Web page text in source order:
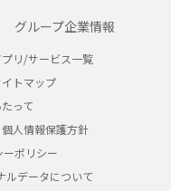
グループ企業情報
リ/サービス一覧
トマップ
って
個人情報保護方針
ポリシー
ルデータについて